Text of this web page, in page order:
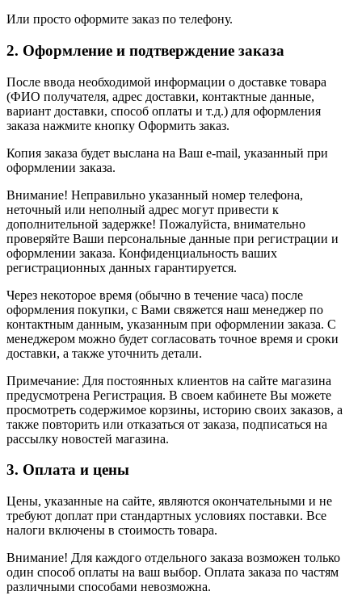
Или просто оформите заказ по телефону.
2. Оформление и подтверждение заказа
После ввода необходимой информации о доставке товара
(ФИО получателя, адрес доставки, контактные данные,
вариант доставки, способ оплаты и т.д.) для оформления
заказа нажмите кнопку Оформить заказ.
Копия заказа будет выслана на Ваш e-mail, указанный при
оформлении заказа.
Внимание! Неправильно указанный номер телефона,
неточный или неполный адрес могут привести к
дополнительной задержке! Пожалуйста, внимательно
проверяйте Ваши персональные данные при регистрации и
оформлении заказа. Конфиденциальность ваших
регистрационных данных гарантируется.
Через некоторое время (обычно в течение часа) после
оформления покупки, с Вами свяжется наш менеджер по
контактным данным, указанным при оформлении заказа. С
менеджером можно будет согласовать точное время и сроки
доставки, а также уточнить детали.
Примечание: Для постоянных клиентов на сайте магазина
предусмотрена Регистрация. В своем кабинете Вы можете
просмотреть содержимое корзины, историю своих заказов, а
также повторить или отказаться от заказа, подписаться на
рассылку новостей магазина.
3. Оплата и цены
Цены, указанные на сайте, являются окончательными и не
требуют доплат при стандартных условиях поставки. Все
налоги включены в стоимость товара.
Внимание! Для каждого отдельного заказа возможен только
один способ оплаты на ваш выбор. Оплата заказа по частям
различными способами невозможна.